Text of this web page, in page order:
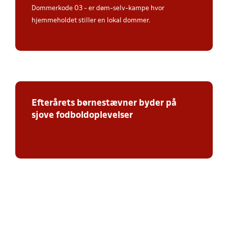
Dommerkode 03 - er døm-selv-kampe hvor
hjemmeholdet stiller en lokal dommer.
Efterårets børnestævner byder på
sjove fodboldoplevelser